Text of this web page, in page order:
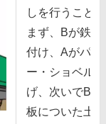
しを⾏うこと
まず、Bが鉄
付け、Aがパワ
ー・ショベル
げ、次いでBが
板についた⼟